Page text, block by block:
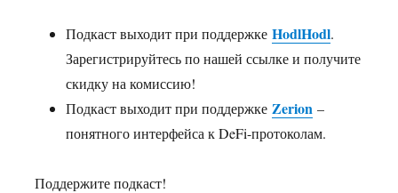
Подкаст выходит при поддержкеHodlHodl.
Зарегистрируйтесь по нашей ссылке и получите
скидку на комиссию!
Подкаст выходит при поддержке Zerion –
понятного интерфейса к DeFi-протоколам.
Поддержите подкаст!